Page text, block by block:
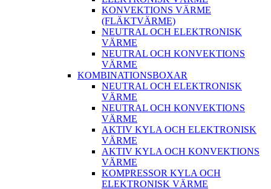
KONVEKTIONS VÄRME
(FLÄKTVÄRME)
NEUTRAL OCH ELEKTRONISK
VÄRME
NEUTRAL OCH KONVEKTIONS
VÄRME
KOMBINATIONSBOXAR
NEUTRAL OCH ELEKTRONISK
VÄRME
NEUTRAL OCH KONVEKTIONS
VÄRME
AKTIV KYLA OCH ELEKTRONISK
VÄRME
AKTIV KYLA OCH KONVEKTIONS
VÄRME
KOMPRESSOR KYLA OCH
ELEKTRONISK VÄRME